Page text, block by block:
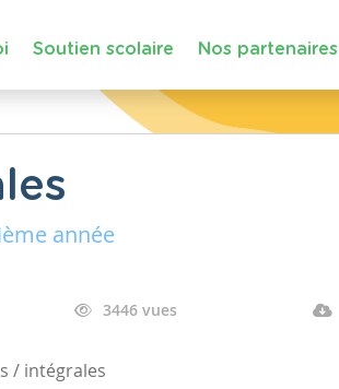
Soutien scolaire Nos partenaires
année
3446 vues
/ intégrales